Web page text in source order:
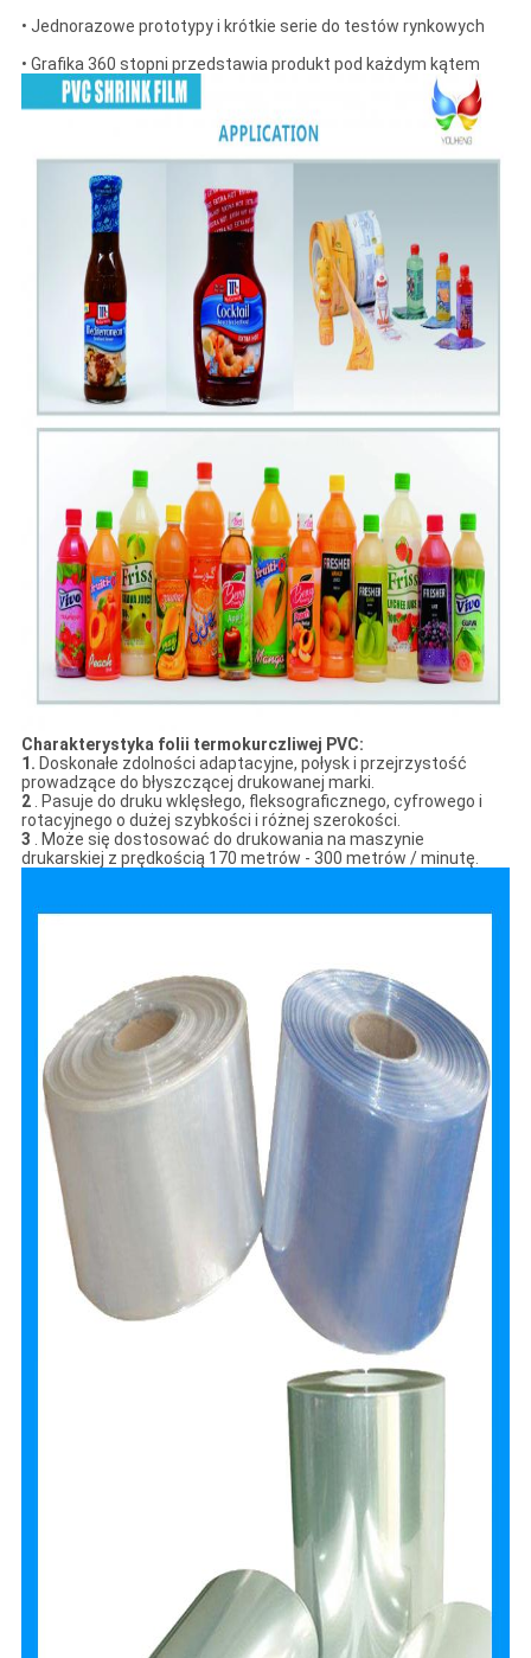
• Jednorazowe prototypy i krótkie serie do testów rynkowych
• Grafika 360 stopni przedstawia produkt pod każdym kątem
Charakterystyka folii termokurczliwej PVC:
1. Doskonałe zdolności adaptacyjne, połysk i przejrzystość
prowadzące do błyszczącej drukowanej marki.
2. Pasuje do druku wklęsłego, fleksograficznego, cyfrowego i
rotacyjnego o dużej szybkości i różnej szerokości.
3 . Może się dostosować do drukowania na maszynie
drukarskiej z prędkością 170 metrów - 300 metrów / minutę.